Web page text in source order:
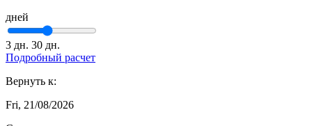
дней
3 дн. 30 дн.
Подробный расчет
Вернуть к:
Fri, 21/08/2026